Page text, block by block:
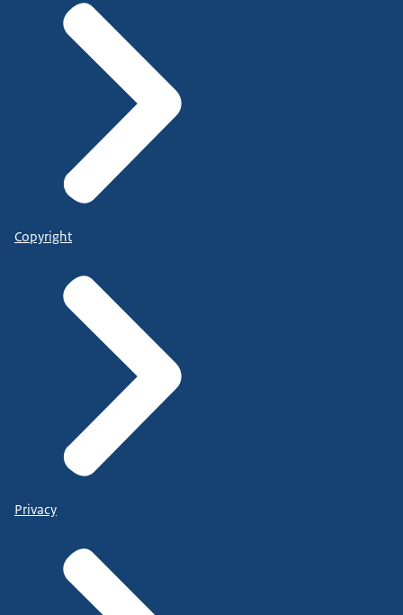
Copyright
Privacy